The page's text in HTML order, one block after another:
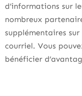
d’informations sur
nombreux
supplémentaires
courriel. Vous
bénéficier